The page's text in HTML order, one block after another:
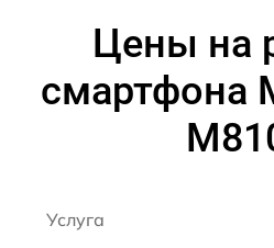
Цены на
смартфона
Услуга